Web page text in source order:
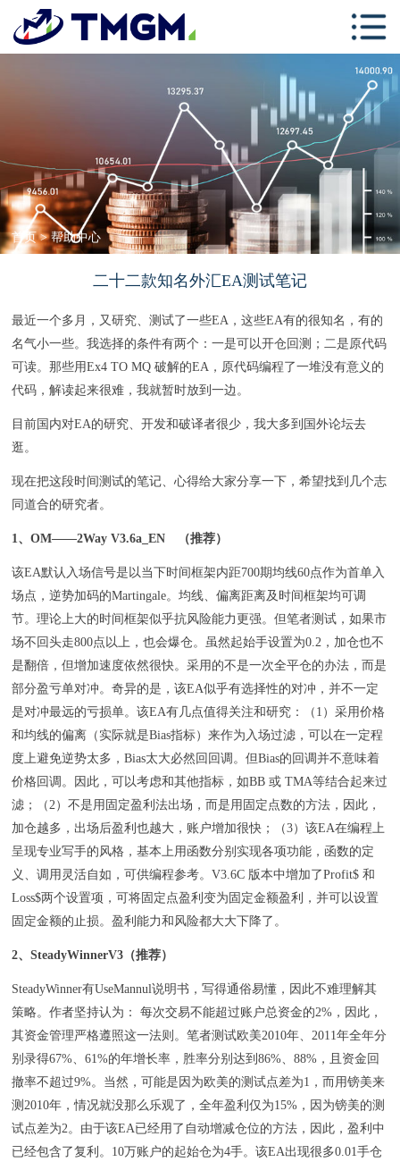
首页
学习中心
跟单社区
联系我们
首页>帮助中心
二十二款知名外汇EA测试笔记
最近一个多月，又研究、测试了一些EA，这些EA有的很知名，有的
名气小一些。我选择的条件有两个：一是可以开仓回测；二是原代码
可读。那些用Ex4 TO MQ 破解的EA，原代码编程了一堆没有意义的
代码，解读起来很难，我就暂时放到一边。
目前国内对EA的研究、开发和破译者很少，我大多到国外论坛去
逛。
现在把这段时间测试的笔记、心得给大家分享一下，希望找到几个志
同道合的研究者。
1、OM——2Way V3.6a_EN （推荐）
该EA默认入场信号是以当下时间框架内距700期均线60点作为首单入
场点，逆势加码的Martingale。均线、偏离距离及时间框架均可调
节。理论上大的时间框架似乎抗风险能力更强。但笔者测试，如果市
场不回头走800点以上，也会爆仓。虽然起始手设置为0.2，加仓也不
是翻倍，但增加速度依然很快。采用的不是一次全平仓的办法，而是
部分盈亏单对冲。奇异的是，该EA似乎有选择性的对冲，并不一定
是对冲最远的亏损单。该EA有几点值得关注和研究：（1）采用价格
和均线的偏离（实际就是Bias指标）来作为入场过滤，可以在一定程
度上避免逆势太多，Bias太大必然回回调。但Bias的回调并不意味着
价格回调。因此，可以考虑和其他指标，如BB 或 TMA等结合起来过
滤；（2）不是用固定盈利法出场，而是用固定点数的方法，因此，
加仓越多，出场后盈利也越大，账户增加很快；（3）该EA在编程上
呈现专业写手的风格，基本上用函数分别实现各项功能，函数的定
义、调用灵活自如，可供编程参考。V3.6C 版本中增加了Profit$ 和
Loss$两个设置项，可将固定点盈利变为固定金额盈利，并可以设置
固定金额的止损。盈利能力和风险都大大下降了。
2、SteadyWinnerV3（推荐）
SteadyWinner有UseMannul说明书，写得通俗易懂，因此不难理解其
策略。作者坚持认为： 每次交易不能超过账户总资金的2%，因此，
其资金管理严格遵照这一法则。笔者测试欧美2010年、2011年全年分
别录得67%、61%的年增长率，胜率分别达到86%、88%，且资金回
撤率不超过9%。当然，可能是因为欧美的测试点差为1，而用镑美来
测2010年，情况就没那么乐观了，全年盈利仅为15%，因为镑美的测
试点差为2。由于该EA已经用了自动增减仓位的方法，因此，盈利中
已经包含了复利。10万账户的起始仓为4手。该EA出现很多0.01手仓